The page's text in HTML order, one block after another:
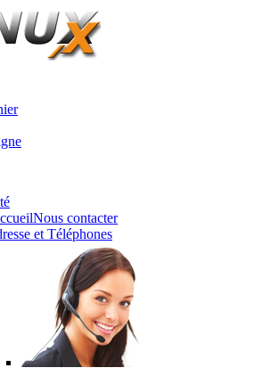
Nous contacter
et Téléphones